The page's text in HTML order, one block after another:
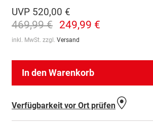
UVP 520,00 €
469,99 € 249,99 €
inkl. MwSt. zzgl. Versand
In den Warenkorb
Verfügbarkeit vor Ort prüfen